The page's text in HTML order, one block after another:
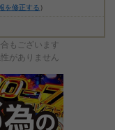
を修正する ）
もございます
がありません